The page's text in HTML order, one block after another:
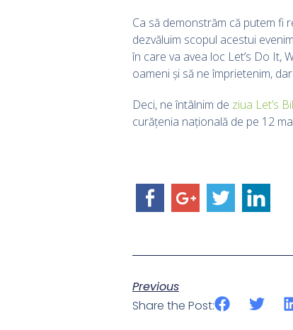
Ca să demonstrăm că putem fi
dezvăluim scopul acestui
în care va avea loc Let’s Do It,
oameni și să ne împrietenim,
Deci, ne întâlnim de ziua Let’s
curățenia națională de pe 12
Previous
Share the Post: